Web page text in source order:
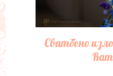
Сватбено